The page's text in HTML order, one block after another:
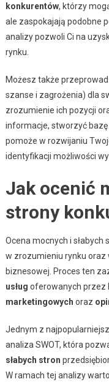
konkurentów, którzy
ale zaspokajają podobne
analizy pozwoli Ci na
rynku.
Możesz także
szanse i zagrożenia) dla
zrozumienie ich pozycji
informacje, stworzyć
pomoże w rozwijaniu
identyfikacji możliwości
Jak ocenić
strony
Ocena mocnych i
w zrozumieniu rynku
biznesowej. Proces ten
usług oferowanych przez
marketingowych oraz
Jednym z
analiza SWOT, która
słabych stron
W ramach tej analizy